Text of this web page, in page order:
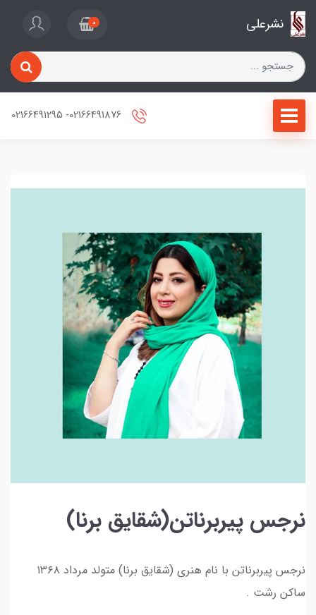
نشرعلی 0
نرجس پیربرناتن(شقایق برنا)
نرجس پیربرناتن با نام هنری (شقایق برنا) متولد مرداد ۱۳۶۸
ساکن رشت .